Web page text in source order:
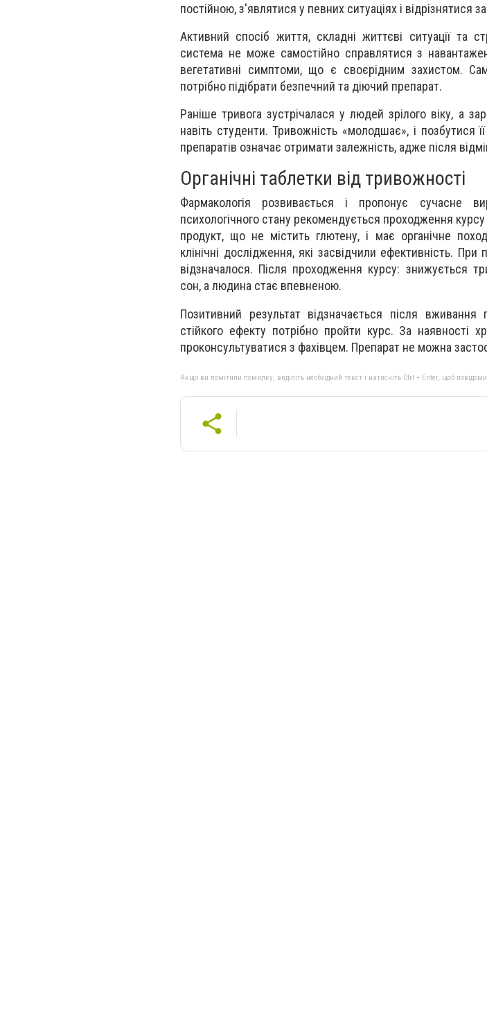
постійною, з'являтися у певних ситуаціях і відрізнятися
Активний спосіб життя, складні життєві ситуації та
система не може самостійно справлятися з
вегетативні симптоми, що є своєрідним захистом.
потрібно підібрати безпечний та діючий препарат.
Раніше тривога зустрічалася у людей зрілого віку, а
навіть студенти. Тривожність «молодшає», і позбутися
препаратів означає отримати залежність, адже після
Органічні таблетки від тривожності
Фармакологія розвивається і пропонує сучасне
психологічного стану рекомендується проходження
продукт, що не містить глютену, і має органічне
клінічні дослідження, які засвідчили ефективність.
відзначалося. Після проходження курсу: знижується
сон, а людина стає впевненою.
Позитивний результат відзначається після
стійкого ефекту потрібно пройти курс. За наявності
проконсультуватися з фахівцем. Препарат не можна
Якщо ви помітили помилку, виділіть необхідний текст і натисніть Ctrl + Enter, щоб